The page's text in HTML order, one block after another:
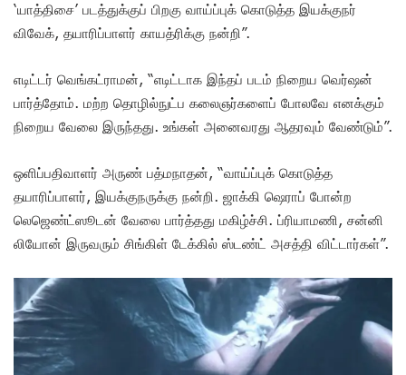
‘யாத்திசை’ படத்துக்குப் பிறகு வாய்ப்புக் கொடுத்த இயக்குநர்
விவேக், தயாரிப்பாளர் காயத்ரிக்கு நன்றி”.
எடிட்டர் வெங்கட்ராமன், “எடிட்டாக இந்தப் படம் நிறைய வெர்ஷன்
பார்த்தோம். மற்ற தொழில்நுட்ப கலைஞர்களைப் போலவே எனக்கும்
நிறைய வேலை இருந்தது. உங்கள் அனைவரது ஆதரவும் வேண்டும்”.
ஒளிப்பதிவாளர் அருண் பத்மநாதன், “வாய்ப்புக் கொடுத்த
தயாரிப்பாளர், இயக்குநருக்கு நன்றி. ஜாக்கி ஷெராப் போன்ற
லெஜெண்ட்ஸூடன் வேலை பார்த்தது மகிழ்ச்சி. ப்ரியாமணி, சன்னி
லியோன் இருவரும் சிங்கிள் டேக்கில் ஸ்டண்ட் அசத்தி விட்டார்கள்”.